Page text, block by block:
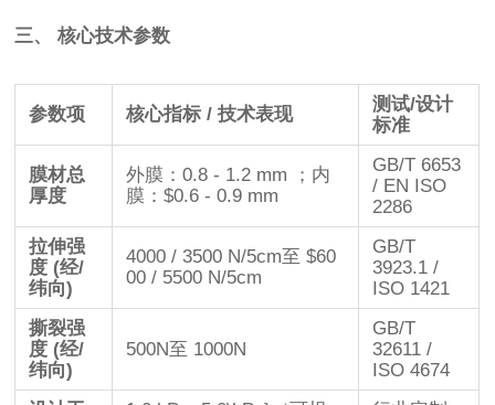
三、 核心技术参数
参数项 核心指标 / 技术表现
测试/设计
标准
膜材总
厚度
外膜：0.8 - 1.2 mm ；内
膜：$0.6 - 0.9 mm
GB/T 6653
/ EN ISO
2286
拉伸强
度 (经/
纬向)
4000 / 3500 N/5cm至$60
00 / 5500 N/5cm
GB/T
3923.1 /
ISO 1421
撕裂强
度 (经/
纬向)
500N至 1000N
GB/T
32611 /
ISO 4674